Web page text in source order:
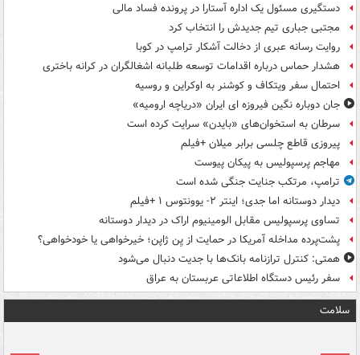
دستگیری مسئول یک اداره آستارا در پرونده فساد مالی
مجتبی جباری تیم جدیدش را انتخاب کرد
روایت رسانه عبری از دخالت آشکار ترامپ در کوبا
هشدار حماس درباره اقدامات توسعه طلبانه اشغالگران در کرانه باختری
احتمال سفر ویتکاف و کوشنر به اوکراین و روسیه
جان دوباره نگین فیروزه ای ایران «دریاچه ارومیه»
سرطان به استخوان‌های «بایدن» سرایت کرده است
پیروزی قاطع چلسی برابر میلان +فیلم
مهاجم پرسپولیس به پیکان پیوست
ترامپ، مرتکب جنایت جنگی شده است
دیدار دوستانه اما جدی؛ اینتر ۲- یوونتوس ۱ +فیلم
تساوی پرسپولیس مقابل الومینیوم اراک در دیدار دوستانه
پشت‌پرده مداخله آمریکا در حمایت از یِن ژاپن؛ خیرخواهی یا خودخواهی؟
همتی: کنترل ترازنامه بانک‌ها با جدیت دنبال می‌شود
سفر رئیس دستگاه اطلاعاتی عربستان به عراق
سلامت